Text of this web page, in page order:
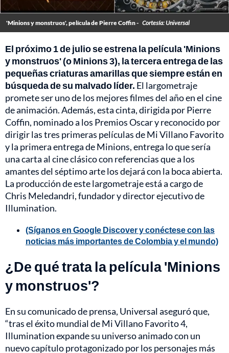
'Minions y monstruos', película de Pierre Coffin - Cortesía: Universal
El próximo 1 de julio se estrena la película 'Minions
y monstruos' (o Minions 3), la tercera entrega de las
pequeñas criaturas amarillas que siempre están en
búsqueda de su malvado líder. El largometraje
promete ser uno de los mejores filmes del año en el cine
de animación. Además, esta cinta, dirigida por Pierre
Coffin, nominado a los Premios Oscar y reconocido por
dirigir las tres primeras películas de Mi Villano Favorito
y la primera entrega de Minions, entrega lo que sería
una carta al cine clásico con referencias que a los
amantes del séptimo arte los dejará con la boca abierta.
La producción de este largometraje está a cargo de
Chris Meledandri, fundador y director ejecutivo de
Illumination.
(Síganos en Google Discover y conéctese con las
noticias más importantes de Colombia y el mundo)
¿De qué trata la película 'Minions
y monstruos'?
En su comunicado de prensa, Universal aseguró que,
“tras el éxito mundial de Mi Villano Favorito 4,
Illumination expande su universo animado con un
nuevo capítulo protagonizado por los personajes más